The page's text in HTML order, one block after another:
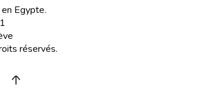
Egypte.
réservés.